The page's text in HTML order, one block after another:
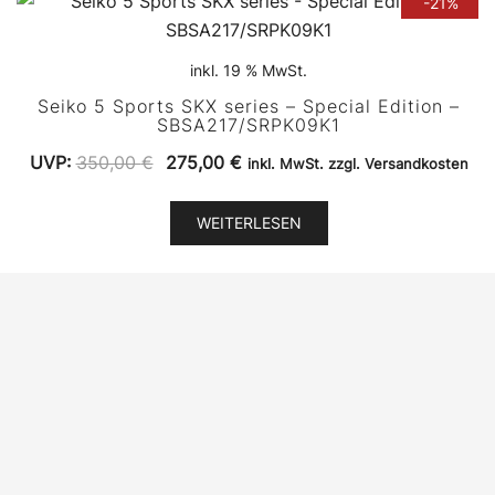
inkl. 19 % MwSt.
Seiko 5 Sports SKX series – Special Edition –
SBSA217/SRPK09K1
UVP: 350,00€
Ursprünglicher
war:
350,00 €
275,00 €Aktueller
ist:
275,00 €.
inkl. MwSt. zzgl. Versandkosten
WEITERLESEN